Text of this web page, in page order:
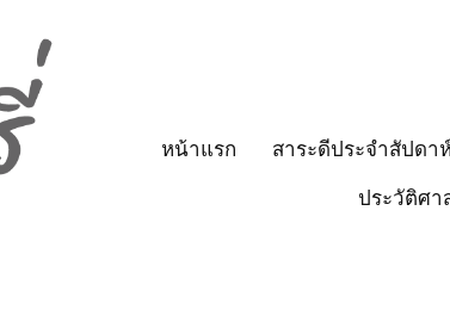
หน้าแรก สาระดีประจำสัปดาห์
ประวัติศา